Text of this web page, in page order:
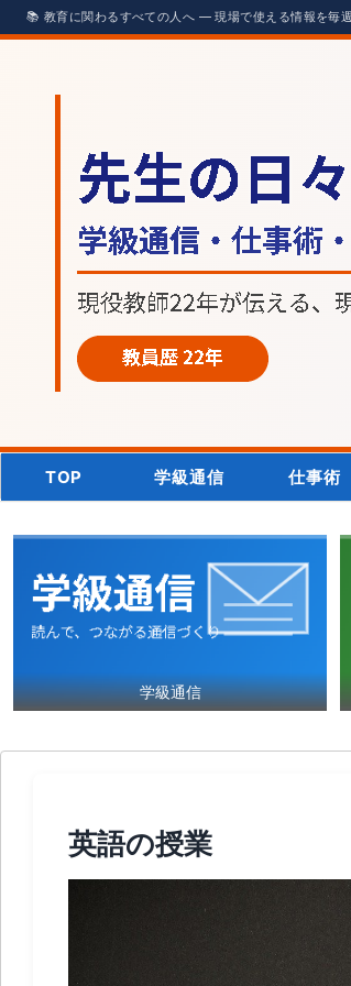
TOP 学級通信 仕事術
学級通信
英語の授業